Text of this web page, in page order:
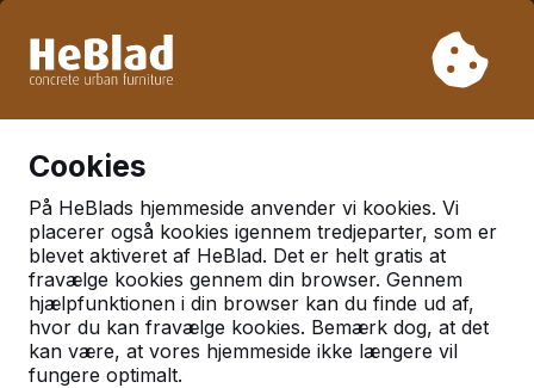
Så tag venligst højde for længere leveringstider.
Cookies
På HeBlads hjemmeside anvender vi kookies. Vi
placerer også kookies igennem tredjeparter, som er
blevet aktiveret af HeBlad. Det er helt gratis at
fravælge kookies gennem din browser. Gennem
hjælpfunktionen i din browser kan du finde ud af,
hvor du kan fravælge kookies. Bemærk dog, at det
kan være, at vores hjemmeside ikke længere vil
fungere optimalt.
Vi har solgt over 30.000 borde
Kategorier
Bænke